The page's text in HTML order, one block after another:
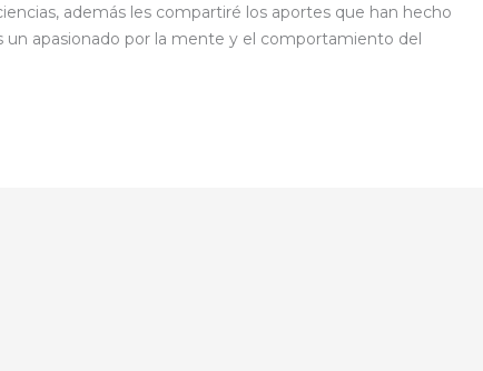
además les compartiré los aportes que han hecho
un apasionado por la mente y el comportamiento del